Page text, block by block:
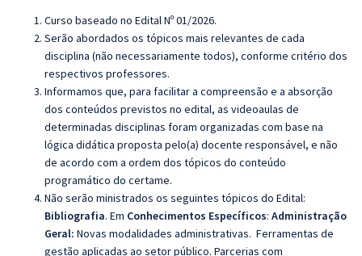
Curso baseado no Edital Nº 01/2026.
Serão abordados os tópicos mais relevantes de cada
disciplina (não necessariamente todos), conforme critério dos
respectivos professores.
Informamos que, para facilitar a compreensão e a absorção
dos conteúdos previstos no edital, as videoaulas de
determinadas disciplinas foram organizadas com base na
lógica didática proposta pelo(a) docente responsável, e não
de acordo com a ordem dos tópicos do conteúdo
programático do certame.
Não serão ministrados os seguintes tópicos do Edital:
Bibliografia. Em Conhecimentos Específicos: Administração
Geral: Novas modalidades administrativas. Ferramentas de
gestão aplicadas ao setor público. Parcerias com